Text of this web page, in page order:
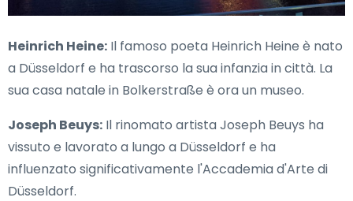
Heinrich Heine: Il famoso poeta Heinrich Heine è nato
a Düsseldorf e ha trascorso la sua infanzia in città. La
sua casa natale in Bolkerstraße è ora un museo.
Joseph Beuys: Il rinomato artista Joseph Beuys ha
vissuto e lavorato a lungo a Düsseldorf e ha
influenzato significativamente l'Accademia d'Arte di
Düsseldorf.